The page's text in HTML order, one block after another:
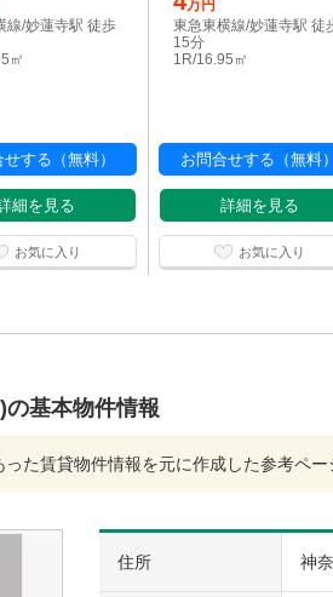
線/妙蓮寺駅 徒歩
㎡
する（無料）
細を見る
お気に入り
万円
東急東横線/妙蓮寺駅 徒
15分
1R/16.95㎡
お問合せする（無料）
詳細を見る
お気に入り
基本物件情報
た賃貸物件情報を元に作成した参考ペー
住所 神